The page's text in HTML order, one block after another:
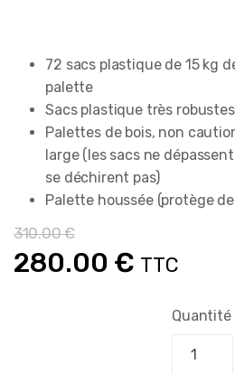
72 sacs plastique de 15 kg
palette
Sacs plastique très robustes
Palettes de bois, non
large (les sacs ne
se déchirent pas)
Palette houssée (protège
310.00€
Le
280.00 €Le
prix
actuel
TTC
Quantité